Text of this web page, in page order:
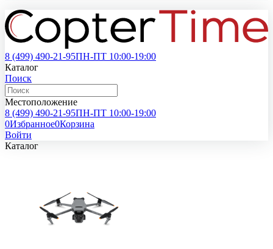
8 (499) 490-21-95ПН-ПТ 10:00-19:00
Каталог
Поиск
Местоположение
8 (499) 490-21-95ПН-ПТ 10:00-19:00
0Избранное0Корзина
Войти
Каталог